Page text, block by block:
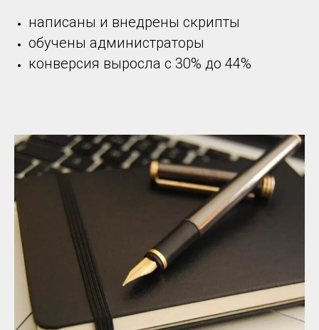
написаны и внедрены скрипты
обучены администраторы
конверсия выросла c 30% до 44%